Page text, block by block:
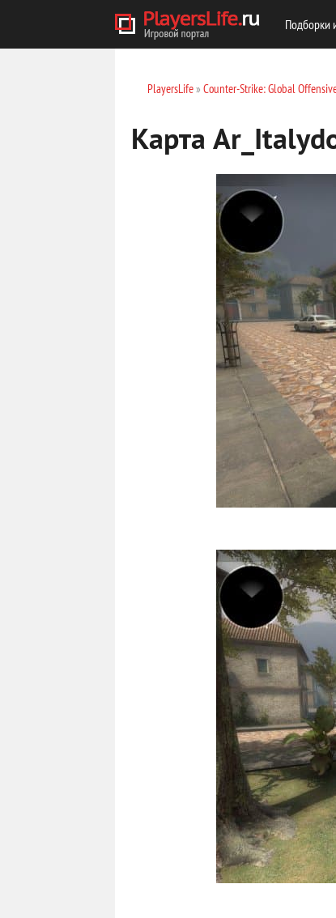
Подборки
PlayersLife» Counter-Strike: Global
Карта